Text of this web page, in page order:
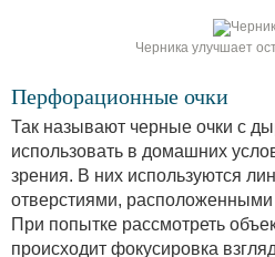
Черника улучшает
Перфорационные очки
Так называют черные очки с
использовать в домашних
зрения. В них используются
отверстиями,
При попытке рассмотреть
происходит фокусировка